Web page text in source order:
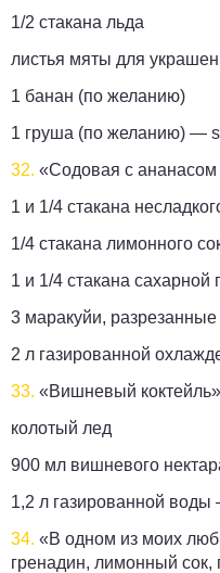
1/2 стакана льда
листья мяты для
1 банан (по желанию)
1 груша (по желанию) —
32. «Содовая с ананасом
1 и 1/4 стакана
1/4 стакана лимонного
1 и 1/4 стакана сахарной
3 маракуйи,
2 л газированной
33. «Вишневый
колотый лед
900 мл вишневого
1,2 л газированной
34. «В одном из моих
гренадин, лимонный сок,